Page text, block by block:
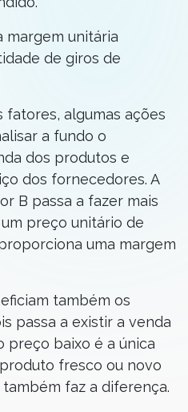
margem unitária
de giros de
algumas ações
a fundo o
dos produtos e
dos fornecedores. A
B passa a fazer mais
preço unitário de
uma margem
também os
passa a existir a venda
preço baixo é a única
fresco ou novo
faz a diferença.